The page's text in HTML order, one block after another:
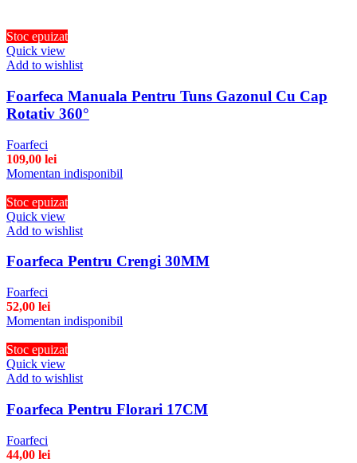
Stoc epuizat
Quick view
Add to wishlist
Foarfeca Manuala Pentru Tuns Gazonul Cu Cap
Rotativ 360°
Foarfeci
109,00 lei
Momentan indisponibil
Stoc epuizat
Quick view
Add to wishlist
Foarfeca Pentru Crengi 30MM
Foarfeci
52,00 lei
Momentan indisponibil
Stoc epuizat
Quick view
Add to wishlist
Foarfeca Pentru Florari 17CM
Foarfeci
44,00 lei